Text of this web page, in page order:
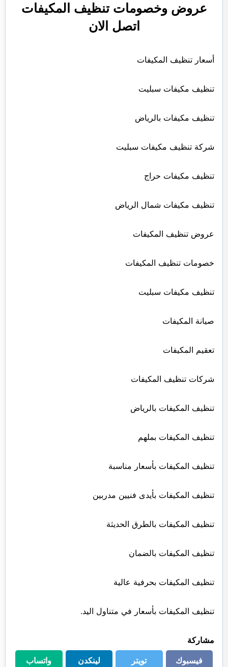
عروض وخصومات تنظيف المكيفات
اتصل الان
أسعار تنظيف المكيفات
تنظيف مكيفات سبليت
تنظيف مكيفات بالرياض
شركة تنظيف مكيفات سبليت
تنظيف مكيفات حراج
تنظيف مكيفات شمال الرياض
عروض تنظيف المكيفات
خصومات تنظيف المكيفات
تنظيف مكيفات سبليت
صيانة المكيفات
تعقيم المكيفات
شركات تنظيف المكيفات
تنظيف المكيفات بالرياض
تنظيف المكيفات بملهم
تنظيف المكيفات بأسعار مناسبة
تنظيف المكيفات بأيدى فنيين مدربين
تنظيف المكيفات بالطرق الحديثة
تنظيف المكيفات بالضمان
تنظيف المكيفات بحرفية عالية
تنظيف المكيفات بأسعار في متناول اليد.
مشاركة
فيسبوك
تويتر لينكدن واتساب